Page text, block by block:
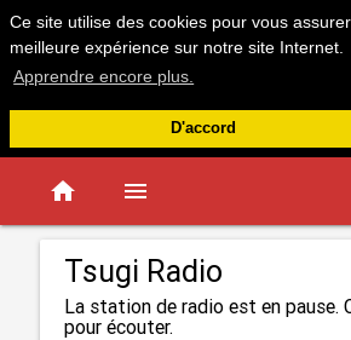
Ce site utilise des cookies pour vous
meilleure expérience sur notre site Internet.
Apprendre encore plus.
D'accord
home menu
Tsugi Radio
La station de radio est en pause.
pour écouter.